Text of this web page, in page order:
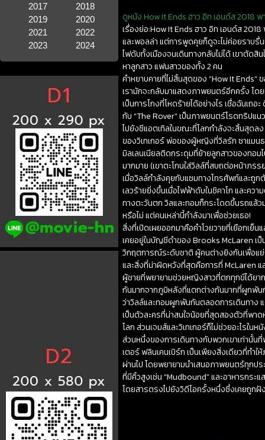
2017
2018
2019
2020
2021
2022
2023
2024
ดูหนัง How It Ends ฮาว อิท เอนด์ส 2018 พ
เรื่องย่อ:How It Ends ฮาว อิท เอนด์ส
และพอลล่า แต่การพูดคุยก็ดูจะไม่ค่อยราบรื่
ไฟดับทั้งเมืองจนเดินทางกลับไม่ได้ เขาตัด
หาลูกสาว แฟนสาวของทั้ง 2 คน
คำหยาบคายที่ไม่สิ้นสุดของ “How It
เรามักจะกลับมาแสดงภาพยนตร์อีกครั้ง โด
เป็นการโกงที่โหดร้ายได้อย่างไร เชื่อฉันเถ
กับ “The Rover” เป็นภาพยนตร์โรดทริปแน
ไปยังซีแอตเทิลในขณะที่โลกกำลังจะสิ้นสุดล
ของวิเทเกอร์ พ่อของผู้หญิงที่วิลรัก ซาแมน
มิลเลนเนียลติดกระดุมที่ย้ายลูกสาวของทอม
มากมาย (เขาตะโกนใส่วิลล์ที่สบถต่อหน้าภร
เมื่อวิลล์กำลังคุยกับแซมทางโทรศัพท์และถู
เลวร้ายยิ่งขึ้นเมื่อไฟฟ้าดับในชิคาโก และคว
ทางตะวันตก วิลและทอมก็กระโดดขึ้นรถแล้
หรือไม่ แต่คนเหล่านี้กำลังมาเพื่อช่วยเธอ!
สิ่งที่เปิดเผยออกมาคือคำโวยวายที่เยือกเย็น
เคยอยู่ในบัญชีดำของ Brooks McLaren เ
วิกฤตการณ์ระดับชาติ ผู้คนต่างยิงกันเพื่อแย่
และสิ่งที่น่าผิดหวังที่สุดคือการที่ McLaren แ
ผู้ชายที่พยายามช่วยหญิงสาวที่ตกทุกข์ได้ยา
กันมากจากภูมิหลังที่แตกต่างกันมากที่ผูกพัน
ว่าวิลล์และทอมผูกพันกันตลอดการเดินทาง
เป็นตัวละครที่น่าสนใจน้อยที่สุดสองตัวที่พา
โลก ส่วนเจมส์และวิเทเกอร์ก็ไม่ช่วยอะไรใ
ส่วนหนึ่งของการเดินทางกับพวกเขาเท่านั้
เตอร์ ฟลินเคนเบิร์ก เป็นเพียงสิ่งเดียวที่ทำ
ผ่านไป โดยพยายามนำเสนอภาพยนตร์ทุกปร
ที่มีคิ้วสูงเช่น “Mudbound” และอาหารกระ
โดยสารตรงไปยังวิดีโอครั้งหนึ่งซึ่งเคยถูก